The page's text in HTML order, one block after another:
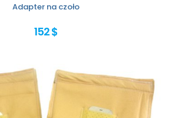
Adapter na czoło
152 $